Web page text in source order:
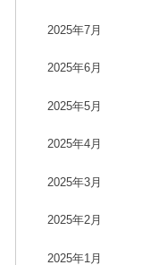
2025年7月
2025年6月
2025年5月
2025年4月
2025年3月
2025年2月
2025年1月